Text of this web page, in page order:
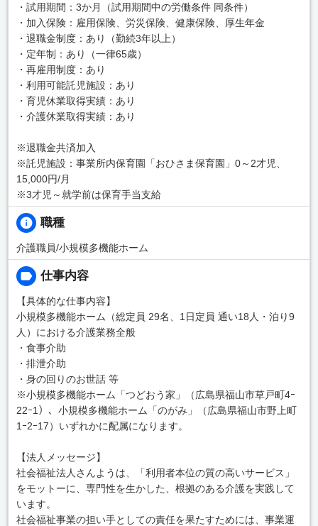
・試用期間：3か月（試用期間中の労働条件 同条件）
・加入保険：雇用保険、労災保険、健康保険、厚生年金
・退職金制度：あり（勤続3年以上）
・定年制：あり（一律65歳）
・再雇用制度：あり
・利用可能託児施設：あり
・育児休業取得実績：あり
・介護休業取得実績：あり
※退職金共済加入
※託児施設：事業所内保育園「おひさま保育園」0～2才児、
15,000円/月
※3才児～就学前は保育手当支給
職種
介護職員/小規模多機能ホーム
仕事内容
【具体的な仕事内容】
小規模多機能ホーム（総定員 29名、1日定員 通い18人・泊り9
人）における介護業務全般
・食事介助
・排泄介助
・身の回りのお世話 等
※小規模多機能ホーム「つどおう家」（広島県福山市草戸町4ｰ
22ｰ1）、小規模多機能ホーム「のがみ」（広島県福山市野上町
1ｰ2ｰ17）いずれかに配属になります。
【法人メッセージ】
社会福祉法人さんようは、「利用者本位の質の高いサービス」
をモットーに、専門性を生かした、根拠のある介護を実践して
います。
社会福祉事業の担い手としての責任を果たすためには、事業運